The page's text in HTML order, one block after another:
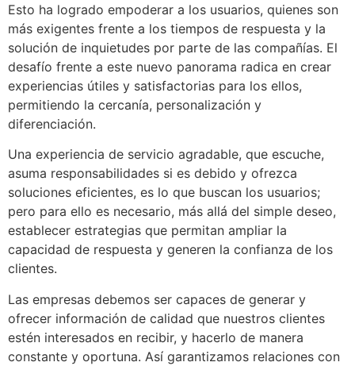
Esto ha logrado empoderar a los usuarios, quienes son
más exigentes frente a los tiempos de respuesta y la
solución de inquietudes por parte de las compañías. El
desafío frente a este nuevo panorama radica en crear
experiencias útiles y satisfactorias para los ellos,
permitiendo la cercanía, personalización y
diferenciación.
Una experiencia de servicio agradable, que escuche,
asuma responsabilidades si es debido y ofrezca
soluciones eficientes, es lo que buscan los usuarios;
pero para ello es necesario, más allá del simple deseo,
establecer estrategias que permitan ampliar la
capacidad de respuesta y generen la confianza de los
clientes.
Las empresas debemos ser capaces de generar y
ofrecer información de calidad que nuestros clientes
estén interesados en recibir, y hacerlo de manera
constante y oportuna. Así garantizamos relaciones con